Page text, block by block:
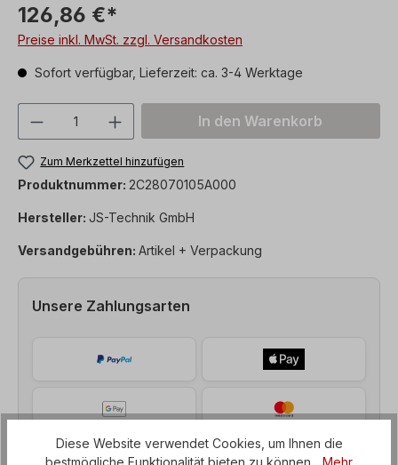
126,86 €*
Preise inkl. MwSt. zzgl. Versandkosten
Sofort verfügbar, Lieferzeit: ca. 3-4 Werktage
Produkt Anzahl: Gib denIn den Warenkorb
Zum Merkzettel hinzufügen
Produktnummer: 2C28070105A000
Hersteller: JS-Technik GmbH
Versandgebühren: Artikel + Verpackung
Unsere Zahlungsarten
Diese Website verwendet Cookies, um Ihnen die